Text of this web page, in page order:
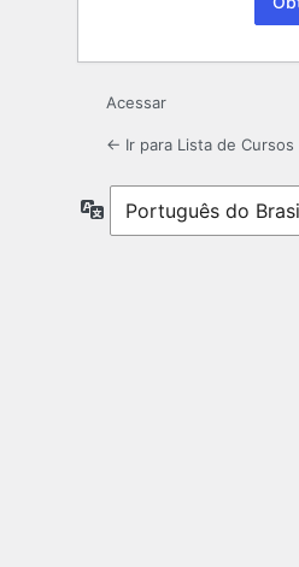
Acessar
← Ir para Lista de Cursos
Idioma